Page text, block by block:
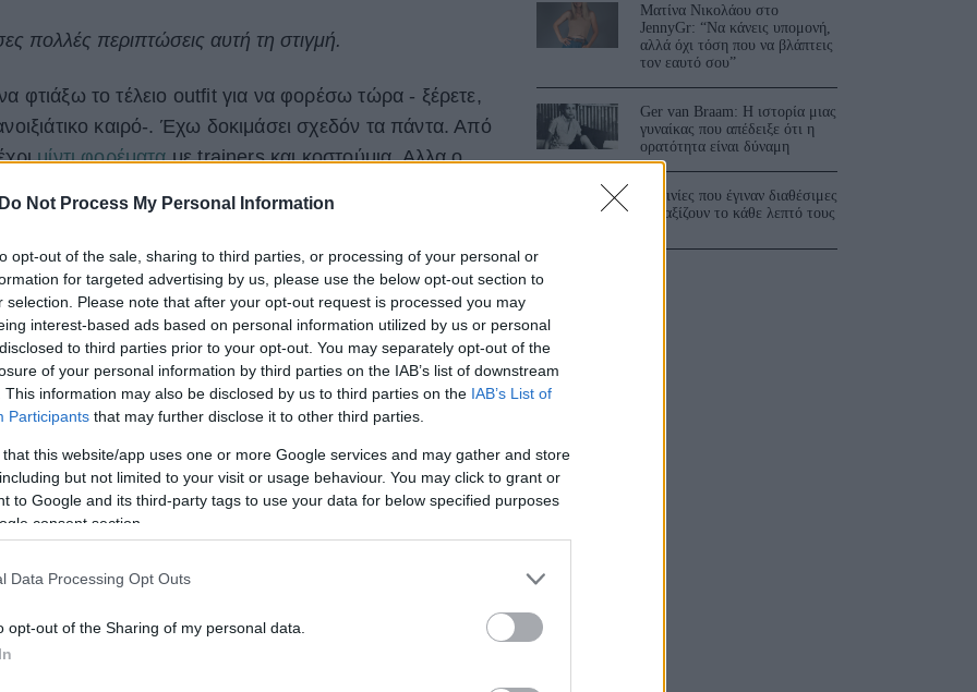
Do Not Process My Personal Information
opt-out of the sale, sharing to third parties, or processing of your personal or
for targeted advertising by us, please use the below opt-out section to
selection. Please note that after your opt-out request is processed you may
interest-based ads based on personal information utilized by us or personal
to third parties prior to your opt-out. You may separately opt-out of the
of your personal information by third parties on the IAB’s list of downstream
This information may also be disclosed by us to third parties on the IAB’s List of
Participants that may further disclose it to other third parties.
that this website/app uses one or more Google services and may gather and store
but not limited to your visit or usage behaviour. You may click to grant or
to Google and its third-party tags to use your data for below specified purposes
consent section.
Data Processing Opt Outs
opt-out of the Sharing of my personal data.
πολλές περιπτώσεις αυτή τη στιγμή.
φτιάξω το τέλειο outfit για να φορέσω τώρα - ξέρετε,
καιρό-. Έχω δοκιμάσει σχεδόν τα πάντα. Από
μίντι φορέματαμε trainers και κοστούμια. Αλλα ο
ξανά και ξανά είναι το αγαπημένο μου, άνετο τζιν με
To 2022 τα fashion girls θα απαρνηθούν
Ματίνα Νικολάου στο
JennyGr: “Να κάνεις υπομονή,
αλλά όχι τόση που να βλάπτεις
τον εαυτό σου”
Ger van Braam: Η ιστορία μιας
γυναίκας που απέδειξε ότι η
ορατότητα είναι δύναμη
3 ταινίες που έγιναν διαθέσιμες
και αξίζουν το κάθε λεπτό τους